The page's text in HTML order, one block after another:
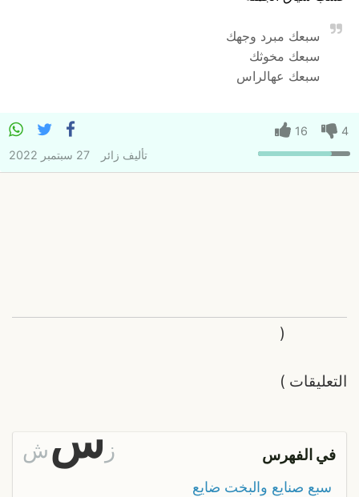
سبعك مبرد وجهك
سبعك مخوثك
سبعك عهالراس
4
16
تأليف زائر 27 سبتمبر 2022
التعليقات
(
)
في الفهرس ز سش
سبع صنايع والبخت ضايع